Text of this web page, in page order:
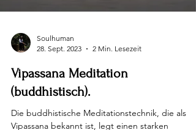
28. Sept. 2023
2 Min. Lesezeit
Vipassana Meditation
(buddhistisch).